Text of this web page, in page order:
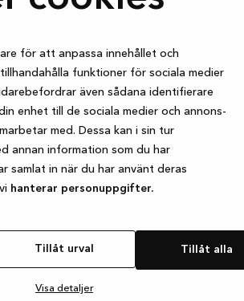
för att anpassa innehållet och
funktioner för sociala medier
även sådana identifierare
enhet till de sociala medier och annons-
med. Dessa kan i sin tur
annan information som du har
samlat in när du har använt deras
hanterar personuppgifter.
Tillåt urval Tillåt alla
Visa detaljer
while loadingwww.kvik.se (see the